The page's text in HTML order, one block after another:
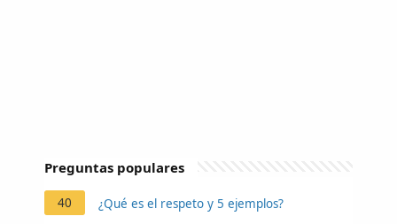
Preguntas populares
40 ¿Qué es el respeto y 5 ejemplos?